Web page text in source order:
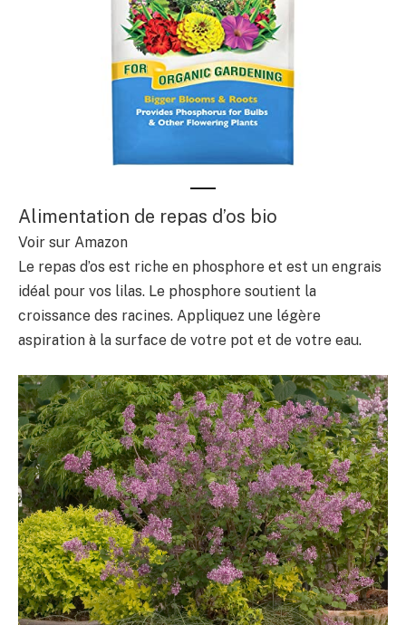
Alimentation de repas d’os bio
Voir sur Amazon
Le repas d’os est riche en phosphore et est un engrais
idéal pour vos lilas. Le phosphore soutient la
croissance des racines. Appliquez une légère
aspiration à la surface de votre pot et de votre eau.